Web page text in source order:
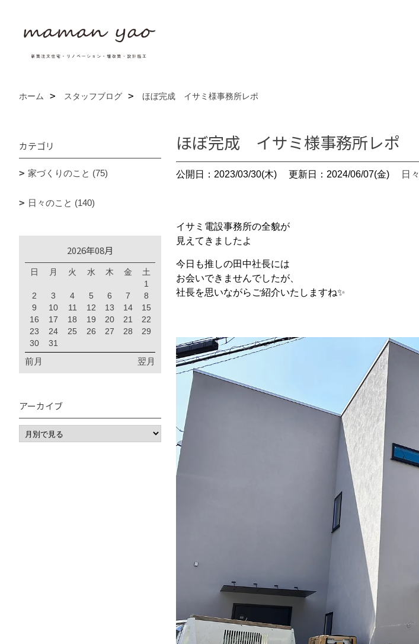
ホーム スタッフブログ ほぼ完成 イサミ様事務所レポ
ほぼ完成 イサミ様事務所レポ
公開日：2023/03/30(木) 更新日：2024/06/07(金) 日
イサミ電設事務所の全貌が
見えてきましたよ
今日も推しの田中社長には
お会いできませんでしたが、
社長を思いながらご紹介いたしますね✨
カテゴリ
家づくりのこと (75)
日々のこと (140)
2026年08月
日 月 火 水 木 金
土
1
2
3 4 5 6 7
8
9
10 11 12 13 14
15
16
17 18 19 20 21
22
23
24 25 26 27 28
29
30
31
前月 翌月
アーカイブ